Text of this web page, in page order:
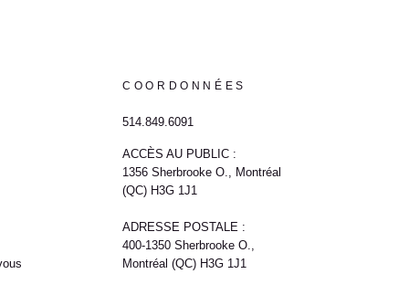
COORDONNÉES
514.849.6091
ACCÈS AU PUBLIC :
1356 Sherbrooke O., Montréal
(QC) H3G 1J1
ADRESSE POSTALE :
400-1350 Sherbrooke O.,
Montréal (QC) H3G 1J1